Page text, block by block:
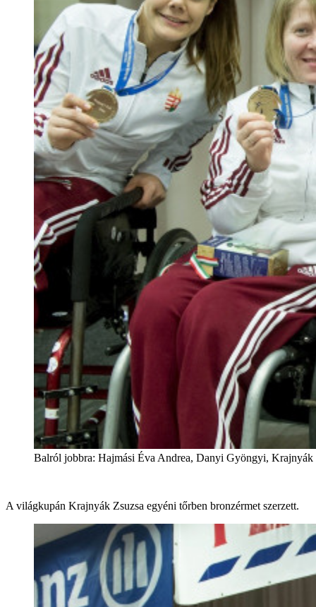
Balról jobbra: Hajmási Éva Andrea, Danyi Gyöngyi,
A világkupán Krajnyák Zsuzsa egyéni tőrben bronzérmet szerzett.